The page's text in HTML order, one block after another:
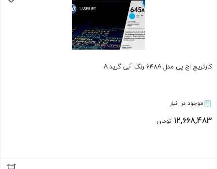
کارتریج اچ پی مدل 648A رنگ آبی گرید A
موجود در انبار
12,668,483 تومان